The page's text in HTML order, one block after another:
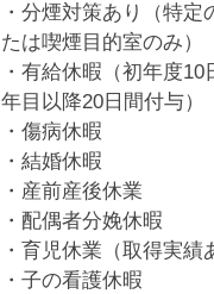
・分煙対策あり（特定
たは喫煙目的室のみ）
・有給休暇（初年度
年目以降20日間付与）
・傷病休暇
・結婚休暇
・産前産後休業
・配偶者分娩休暇
・育児休業（取得実績
・子の看護休暇